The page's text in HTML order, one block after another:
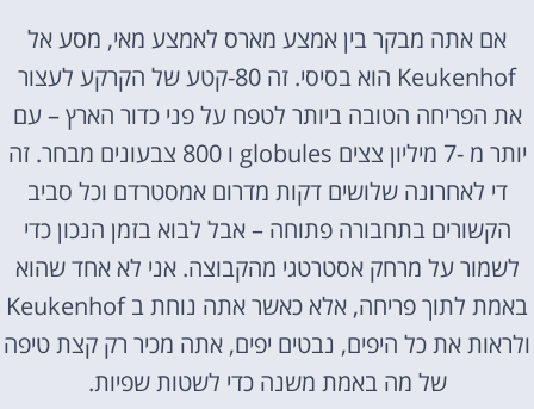
אם אתה מבקר בין אמצע מארס לאמצע מאי, מסע אל
Keukenhof הוא בסיסי. זה 80-קטע של הקרקע לעצור
את הפריחה הטובה ביותר לטפח על פני כדור הארץ – עם
יותר מ -7 מיליון צצים globules ו 800 צבעונים מבחר. זה
די לאחרונה שלושים דקות מדרום אמסטרדם וכל סביב
הקשורים בתחבורה פתוחה – אבל לבוא בזמן הנכון כדי
לשמור על מרחק אסטרטגי מהקבוצה. אני לא אחד שהוא
באמת לתוך פריחה, אלא כאשר אתה נוחת ב Keukenhof
ולראות את כל היפים, נבטים יפים, אתה מכיר רק קצת טיפה
של מה באמת משנה כדי לשטות שפיות.